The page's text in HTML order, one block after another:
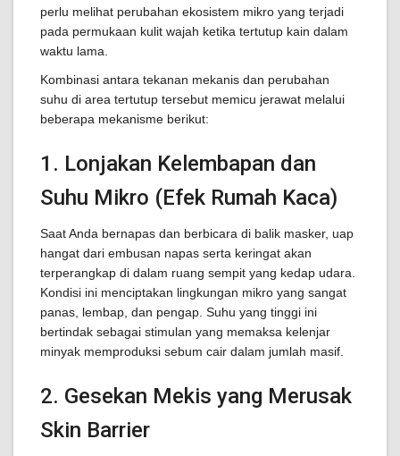
perlu melihat perubahan ekosistem mikro yang terjadi
pada permukaan kulit wajah ketika tertutup kain dalam
waktu lama.
Kombinasi antara tekanan mekanis dan perubahan
suhu di area tertutup tersebut memicu jerawat melalui
beberapa mekanisme berikut:
1. Lonjakan Kelembapan dan
Suhu Mikro (Efek Rumah Kaca)
Saat Anda bernapas dan berbicara di balik masker, uap
hangat dari embusan napas serta keringat akan
terperangkap di dalam ruang sempit yang kedap udara.
Kondisi ini menciptakan lingkungan mikro yang sangat
panas, lembap, dan pengap. Suhu yang tinggi ini
bertindak sebagai stimulan yang memaksa kelenjar
minyak memproduksi sebum cair dalam jumlah masif.
2. Gesekan Mekis yang Merusak
Skin Barrier